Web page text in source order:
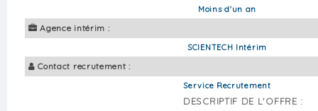
Moins d'un an
Agence intérim :
SCIENTECH Intérim
Contact recrutement :
Service Recrutement
DESCRIPTIF DE L'OFFRE :